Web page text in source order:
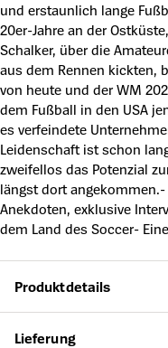
und erstaunlich lange
20er-Jahre an der
Schalker, über die
aus dem Rennen kickten,
von heute und der WM
dem Fußball in den USA
es verfeindete
Leidenschaft ist schon
zweifellos das Potenzial
längst dort
Anekdoten, exklusive
dem Land des Soccer-
Produktdetails
Lieferung